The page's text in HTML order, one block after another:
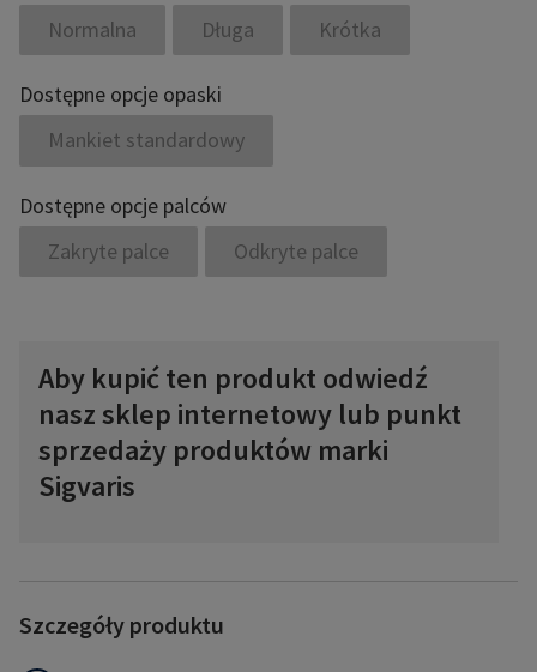
Normalna
Długa Krótka
Dostępne opcje opaski
Mankiet standardowy
Dostępne opcje palców
Zakryte palce
Odkryte palce
Aby kupić ten produkt odwiedź
nasz sklep internetowy lub punkt
sprzedaży produktów marki
Sigvaris
Szczegóły produktu